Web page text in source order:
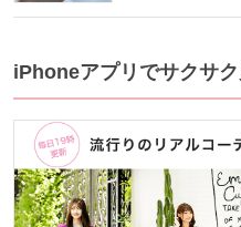
iPhoneアプリでサクサ